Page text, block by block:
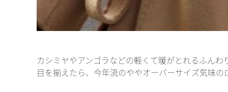
カシミヤやアンゴラなどの軽くて暖がとれるふん
目を揃えたら、今年流のややオーバーサイズ気味